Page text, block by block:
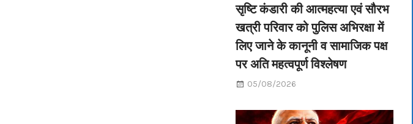
सृष्टि कंडारी की आत्महत्या एवं सौरभ
खत्री परिवार को पुलिस अभिरक्षा में
लिए जाने के कानूनी व सामाजिक पक्ष
पर अति महत्वपूर्ण विश्लेषण
05/08/2026